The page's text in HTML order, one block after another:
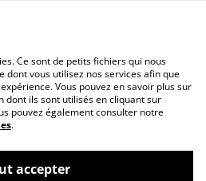
Conditions Générales
Politique de cookies
Ce sont de petits fichiers qui nous
dont vous utilisez nos services afin que
Vous pouvez en savoir plus sur
dont ils sont utilisés en cliquant sur
pouvez également consulter notre
.
accepter